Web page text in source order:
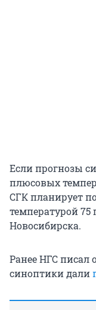
Если прогнозы
плюсовых
СГК планирует
температурой
Новосибирска.
Ранее НГС писал
синоптики дали